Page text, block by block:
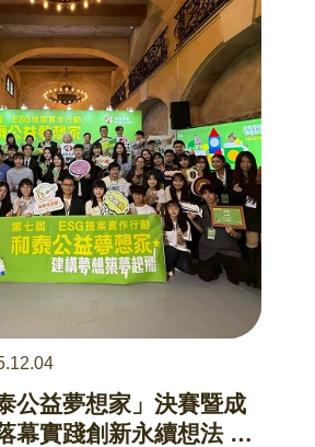
公益夢想家」決賽暨成
幕實踐創新永續想法 培